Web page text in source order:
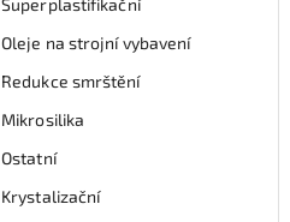
Oleje na strojní vybavení
Redukce smrštění
Mikrosilika
Ostatní
Krystalizační